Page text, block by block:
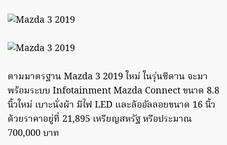
ตามมาตรฐาน Mazda 3 2019 ใหม่ ในรุ่นซีดาน จะมา
พร้อมระบบ Infotainment Mazda Connect ขนาด 8.8
นิ้วใหม่ เบาะนั่งผ้า มีไฟ LED และล้ออัลลอยขนาด 16 นิ้ว
ด้วยราคาอยู่ที่ 21,895 เหรียญสหรัฐ หรือประมาณ
700,000 บาท